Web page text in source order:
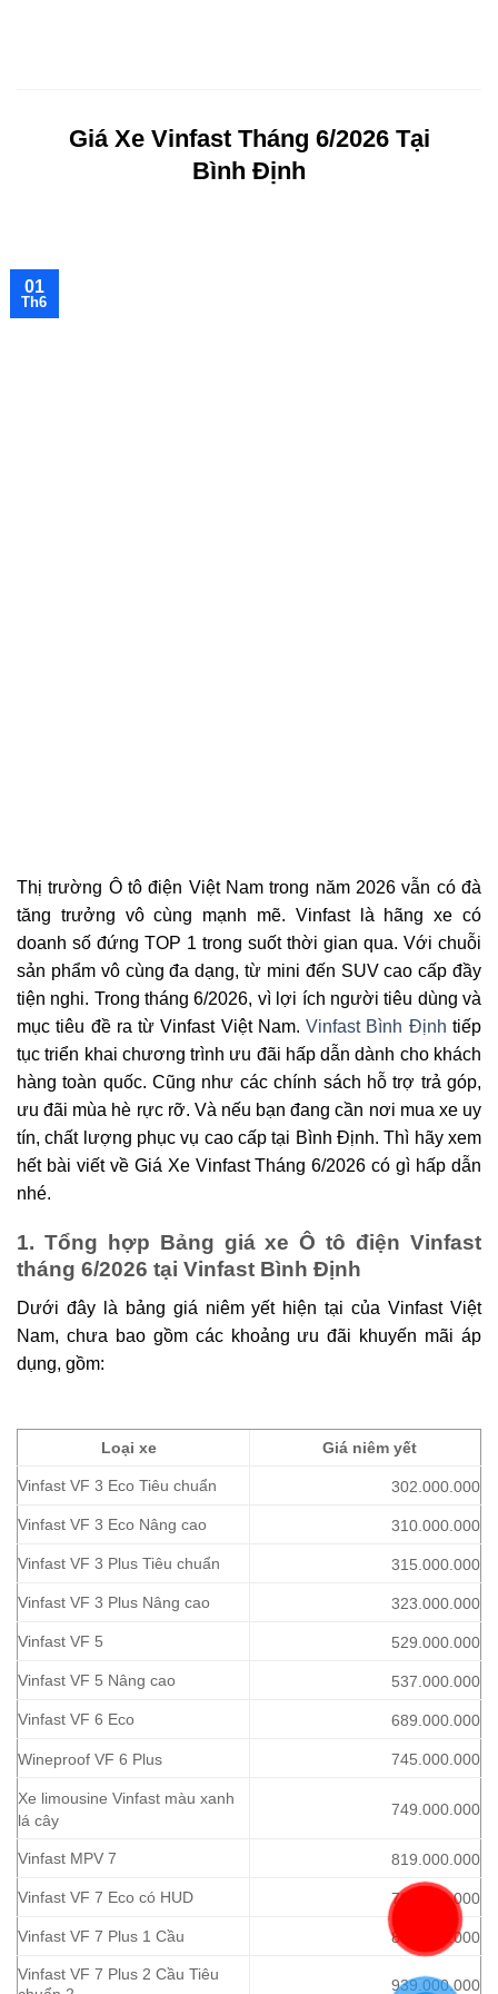
Giá Xe Vinfast Tháng 6/2026 Tại
Bình Định
01
Th6
Thị trường Ô tô điện Việt Nam trong năm 2026 vẫn có đà
tăng trưởng vô cùng mạnh mẽ. Vinfast là hãng xe có
doanh số đứng TOP 1 trong suốt thời gian qua. Với chuỗi
sản phẩm vô cùng đa dạng, từ mini đến SUV cao cấp đầy
tiện nghi. Trong tháng 6/2026, vì lợi ích người tiêu dùng và
mục tiêu đề ra từ Vinfast Việt Nam.Vinfast Bình Định tiếp
tục triển khai chương trình ưu đãi hấp dẫn dành cho khách
hàng toàn quốc. Cũng như các chính sách hỗ trợ trả góp,
ưu đãi mùa hè rực rỡ. Và nếu bạn đang cần nơi mua xe uy
tín, chất lượng phục vụ cao cấp tại Bình Định. Thì hãy xem
hết bài viết về Giá Xe Vinfast Tháng 6/2026 có gì hấp dẫn
nhé.
1. Tổng hợp Bảng giá xe Ô tô điện Vinfast
tháng 6/2026 tại Vinfast Bình Định
Dưới đây là bảng giá niêm yết hiện tại của Vinfast Việt
Nam, chưa bao gồm các khoảng ưu đãi khuyến mãi áp
dụng, gồm:
Loại xe Giá niêm yết
Vinfast VF 3 Eco Tiêu chuẩn 302.000.000
Vinfast VF 3 Eco Nâng cao 310.000.000
Vinfast VF 3 Plus Tiêu chuẩn 315.000.000
Vinfast VF 3 Plus Nâng cao 323.000.000
Vinfast VF 5 529.000.000
Vinfast VF 5 Nâng cao 537.000.000
Vinfast VF 6 Eco 689.000.000
Wineproof VF 6 Plus 745.000.000
Xe limousine Vinfast màu xanh
lá cây
749.000.000
Vinfast MPV 7 819.000.000
Vinfast VF 7 Eco có HUD 799.000.000
Vinfast VF 7 Plus 1 Cầu 889.000.000
Vinfast VF 7 Plus 2 Cầu Tiêu
939.000.000